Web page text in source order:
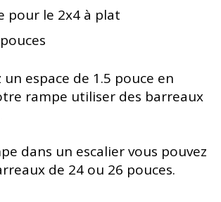
pour le 2x4 à plat
un espace de 1.5 pouce en
rampe utiliser des barreaux
dans un escalier vous pouvez
de 24 ou 26 pouces.